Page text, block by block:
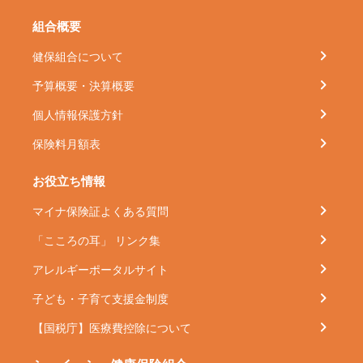
組合概要
健保組合について
予算概要・決算概要
個人情報保護方針
保険料月額表
お役立ち情報
マイナ保険証よくある質問
「こころの耳」 リンク集
アレルギーポータルサイト
子ども・子育て支援金制度
【国税庁】医療費控除について